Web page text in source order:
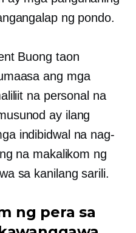
ng pondo.
Buong taon
ang mga
na personal na
ay ilang
indibidwal na nag-
na makalikom ng
sa kanilang sarili.
ng pera sa